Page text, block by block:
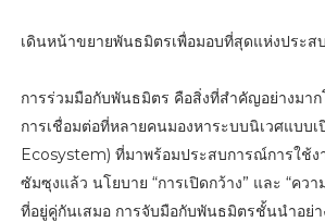
เดินหน้าขยายพันธมิตรเพื่อมอบที่สุดแห่งประส
การร่วมมือกับพันธมิตร คือสิ่งที่สำคัญอย่างมาก
การเชื่อมต่อที่หลายคนมองหาระบบนิเวศแบบ
Ecosystem) ที่มาพร้อมประสบการณ์การใช้
ซัมซุงแล้ว นโยบาย “การเปิดกว้าง” และ “คว
ที่อยู่คู่กันเสมอ การจับมือกับพันธมิตรชั้นนำอย่